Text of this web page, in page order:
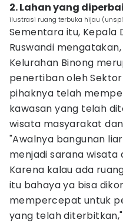
2. Lahan yang
ilustrasi ruang terbuka hijau
Sementara itu, Kepala
Ruswandi
Kelurahan Binong
penertiban oleh
pihaknya telah
kawasan yang telah
wisata masyarakat
"Awalnya bangunan
menjadi sarana wisata
Karena kalau ada
itu bahaya ya bisa
mempercepat untuk
yang telah